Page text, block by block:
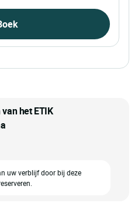
het ETIK
uw verblijf door bij deze